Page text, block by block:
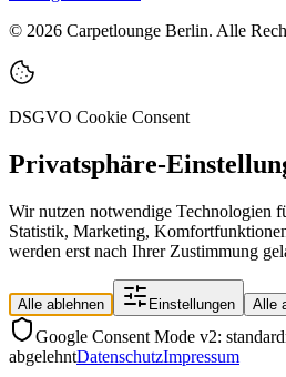
© 2026 Carpetlounge Berlin. Alle
DSGVO Cookie Consent
Privatsphäre-
Wir nutzen notwendige Technologien
Statistik, Marketing,
werden erst nach Ihrer Zustimmung
Alle ablehnen Einstellungen Alle
Google Consent Mode v2:
abgelehntDatenschutzImpressum